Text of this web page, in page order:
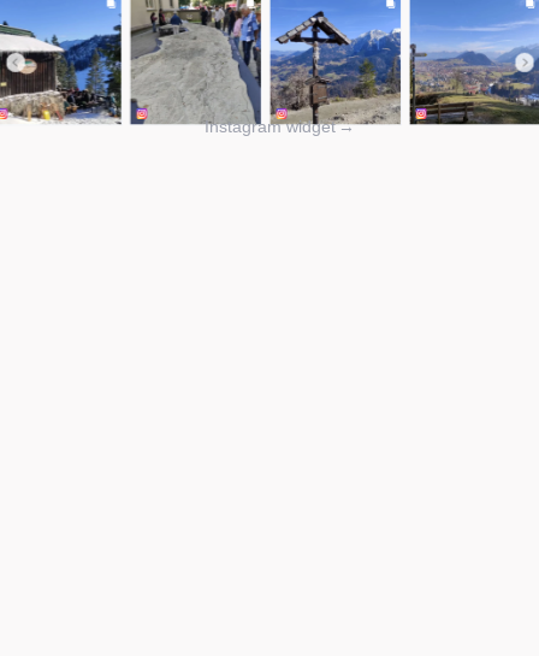
Instagram widget→